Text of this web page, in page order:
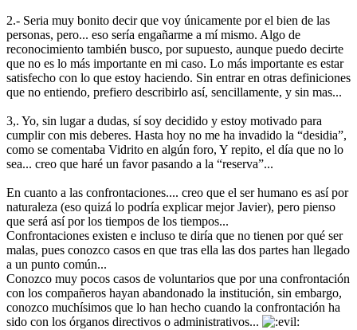
2.- Seria muy bonito decir que voy únicamente por el bien de las
personas, pero... eso sería engañarme a mí mismo. Algo de
reconocimiento también busco, por supuesto, aunque puedo decirte
que no es lo más importante en mi caso. Lo más importante es estar
satisfecho con lo que estoy haciendo. Sin entrar en otras definiciones
que no entiendo, prefiero describirlo así, sencillamente, y sin mas...
3,. Yo, sin lugar a dudas, sí soy decidido y estoy motivado para
cumplir con mis deberes. Hasta hoy no me ha invadido la “desidia”,
como se comentaba Vidrito en algún foro, Y repito, el día que no lo
sea... creo que haré un favor pasando a la “reserva”...
En cuanto a las confrontaciones.... creo que el ser humano es así por
naturaleza (eso quizá lo podría explicar mejor Javier), pero pienso
que será así por los tiempos de los tiempos...
Confrontaciones existen e incluso te diría que no tienen por qué ser
malas, pues conozco casos en que tras ella las dos partes han llegado
a un punto común...
Conozco muy pocos casos de voluntarios que por una confrontación
con los compañeros hayan abandonado la institución, sin embargo,
conozco muchísimos que lo han hecho cuando la confrontación ha
sido con los órganos directivos o administrativos...